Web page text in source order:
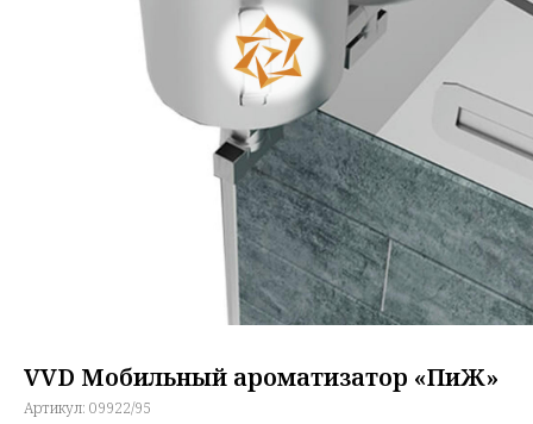
VVD Мобильный ароматизатор «ПиЖ»
Артикул: 09922/95